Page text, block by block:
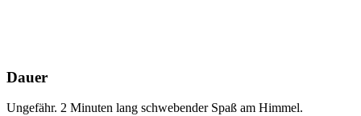
Dauer
Ungefähr. 2 Minuten lang schwebender Spaß am Himmel.